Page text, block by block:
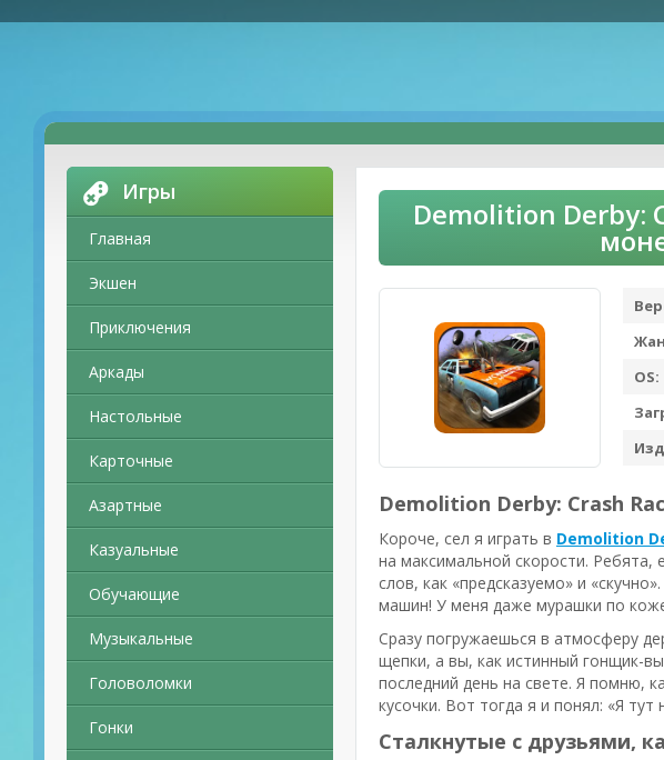
Игры
Главная
Экшен
Приключения
Аркады
Настольные
Карточные
Азартные
Казуальные
Обучающие
Музыкальные
Головоломки
Гонки
Demolition
OS:
Demolition Derby: Crash
Короче, сел я играть в Demolition
на максимальной скорости. Ребята,
слов, как «предсказуемо» и
машин! У меня даже мурашки по
Сразу погружаешься в атмосферу
щепки, а вы, как истинный гонщик-
последний день на свете. Я помню,
кусочки. Вот тогда я и понял: «Я
Сталкнутые с друзьями,